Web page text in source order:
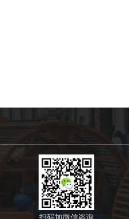
扫码加微信咨询